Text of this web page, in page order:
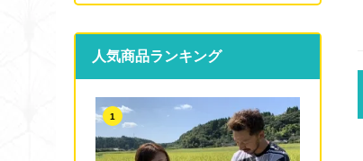
人気商品ランキング
1